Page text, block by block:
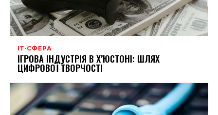
ІТ-СФЕРА
ІГРОВА ІНДУСТРІЯ В Х’ЮСТОНІ: ШЛЯХ
ЦИФРОВОЇ ТВОРЧОСТІ